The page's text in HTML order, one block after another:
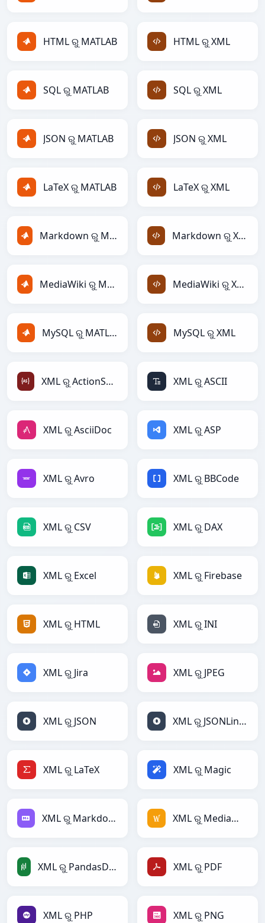
HTML ରୁ MATLAB HTML ରୁ XML
SQL ରୁ MATLAB SQL ରୁ XML
JSON ରୁ MATLAB JSON ରୁ XML
LaTeX ରୁ MATLAB LaTeX ରୁ XML
Markdown ରୁ MATLAB Markdown ରୁ XML
MediaWiki ରୁ MATLAB MediaWiki ରୁ XML
MySQL ରୁ MATLAB MySQL ରୁ XML
XML ରୁ ActionScript XML ରୁ ASCII
XML ରୁ AsciiDoc XML ରୁ ASP
XML ରୁ Avro XML ରୁ BBCode
XML ରୁ CSV XML ରୁ DAX
XML ରୁ Excel XML ରୁ Firebase
XML ରୁ HTML XML ରୁ INI
XML ରୁ Jira XML ରୁ JPEG
XML ରୁ JSON XML ରୁ JSONLines
XML ରୁ LaTeX XML ରୁ Magic
XML ରୁ Markdown XML ରୁ MediaWiki
XML ରୁ PandasDataFrame XML ରୁ PDF
XML ରୁ PHP XML ରୁ PNG